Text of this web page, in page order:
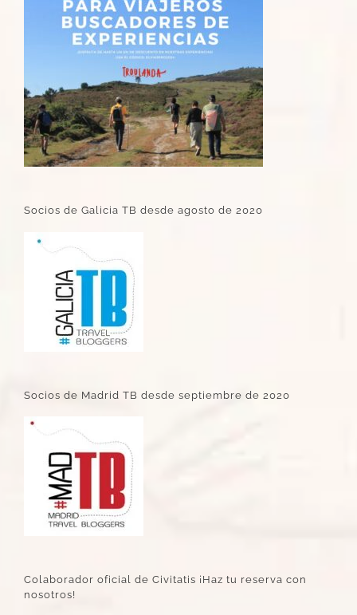
Socios de Galicia TB desde agosto de 2020
Socios de Madrid TB desde septiembre de 2020
Colaborador oficial de Civitatis ¡Haz tu reserva con
nosotros!